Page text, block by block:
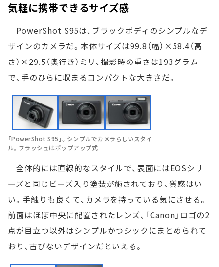
気軽に携帯できるサイズ感
PowerShot S95は、ブラックボディのシンプルなデ
ザインのカメラだ。本体サイズは99.8（幅）×58.4（高
さ）×29.5（奥行き）ミリ、撮影時の重さは193グラム
で、手のひらに収まるコンパクトな大きさだ。
「PowerShot S95」。シンプルでカメラらしいスタイ
ル。フラッシュはポップアップ式
全体的には直線的なスタイルで、表面にはEOSシリ
ーズと同じビーズ入り塗装が施されており、質感はい
い。手触りも良くて、カメラを持っている気にさせる。
前面はほぼ中央に配置されたレンズ、「Canon」ロゴの2
点が目立つ以外はシンプルかつシックにまとめられて
おり、古びないデザインだといえる。